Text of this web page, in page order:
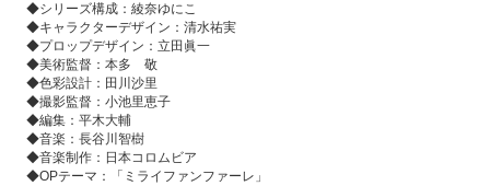
◆シリーズ構成：綾奈ゆにこ
◆キャラクターデザイン：清水祐実
◆プロップデザイン：立田眞一
◆美術監督：本多 敬
◆色彩設計：田川沙里
◆撮影監督：小池里恵子
◆編集：平木大輔
◆音楽：長谷川智樹
◆音楽制作：日本コロムビア
◆OPテーマ：「ミライファンファーレ」